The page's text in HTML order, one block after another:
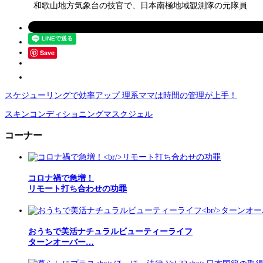
和歌山地方気象台の技官で、日本南極地域観測隊の元隊員
Save
スケジューリングで効率アップ 理系ママは時間の管理が上手！
スキンコンディショニングマスクジェル
コーナー
コロナ禍で急増！
リモート打ち合わせの功罪
おうちで美活ナチュラルビューティーライフ
ターンオーバー…